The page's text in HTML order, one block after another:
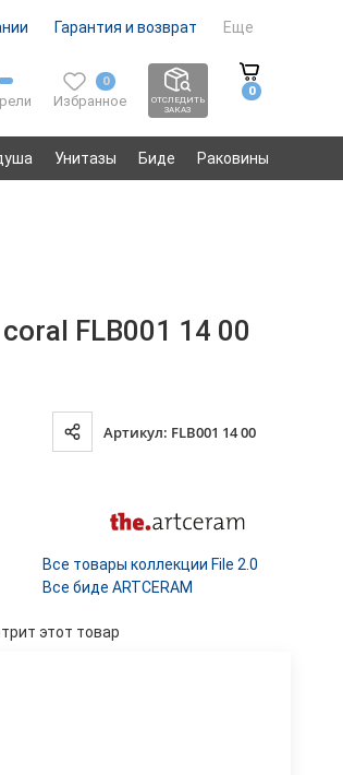
Гарантия и возврат Еще
0
Избранное
ОТСЛЕДИТЬ
ЗАКАЗ
0
Унитазы Биде Раковины
FLB001 14 00
Артикул: FLB001 14 00
Все товары коллекции File 2.0
Все биде ARTCERAM
этот товар